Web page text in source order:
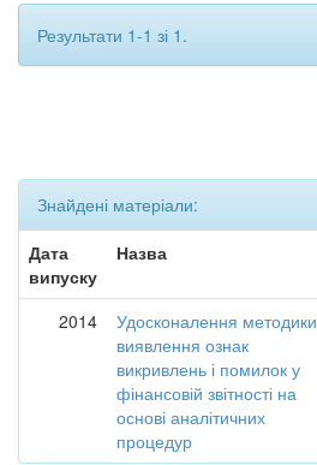
Результати 1-1 зі 1.
Знайдені матеріали:
Дата
випуску
Назва
2014
Удосконалення методики
виявлення ознак
викривлень і помилок у
фінансовій звітності на
основі аналітичних
процедур